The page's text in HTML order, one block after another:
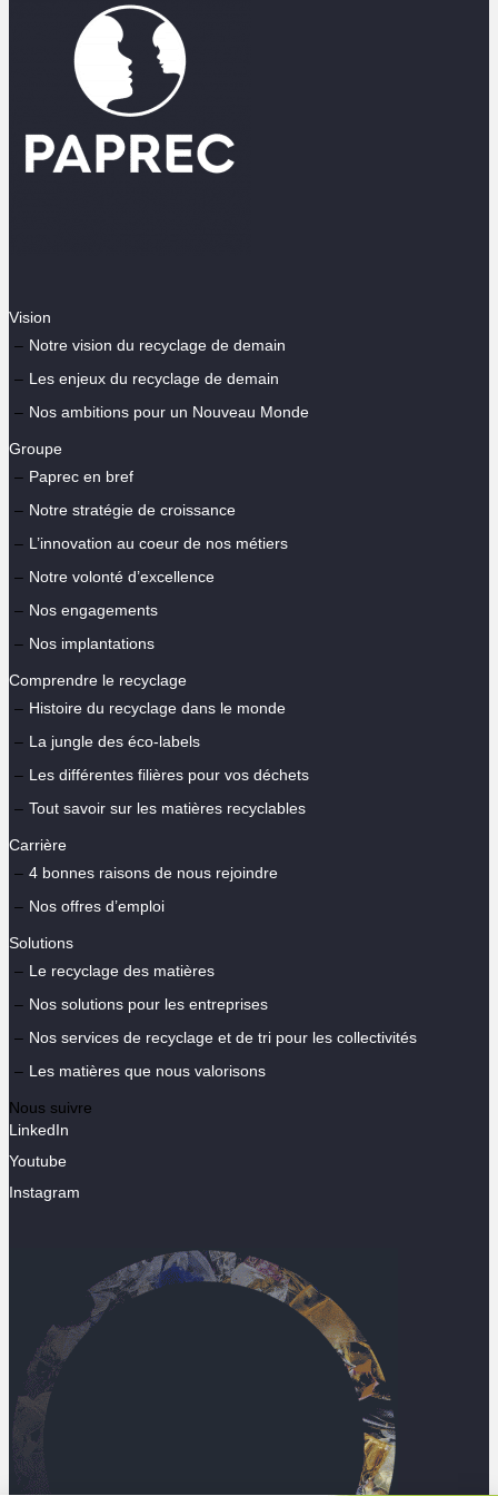
Vision
Notre vision du recyclage de demain
Les enjeux du recyclage de demain
Nos ambitions pour un Nouveau Monde
Groupe
Paprec en bref
Notre stratégie de croissance
L’innovation au coeur de nos métiers
Notre volonté d’excellence
Nos engagements
Nos implantations
Comprendre le recyclage
Histoire du recyclage dans le monde
La jungle des éco-labels
Les différentes filières pour vos déchets
Tout savoir sur les matières recyclables
Carrière
4 bonnes raisons de nous rejoindre
Nos offres d’emploi
Solutions
Le recyclage des matières
Nos solutions pour les entreprises
Nos services de recyclage et de tri pour les collectivités
Les matières que nous valorisons
Nous suivre
LinkedIn
Youtube
Instagram